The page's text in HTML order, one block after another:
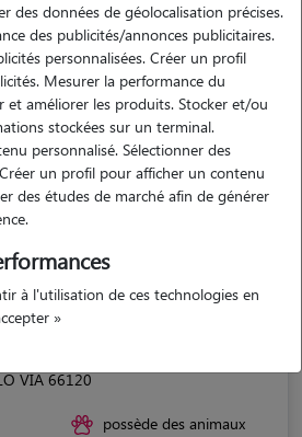
VIA 66120
possède des animaux
des données de géolocalisation précises.
des publicités/annonces publicitaires.
personnalisées. Créer un profil
Mesurer la performance du
et améliorer les produits. Stocker et/ou
stockées sur un terminal.
personnalisé. Sélectionner des
un profil pour afficher un contenu
des études de marché afin de générer
à l'utilisation de ces technologies en
»